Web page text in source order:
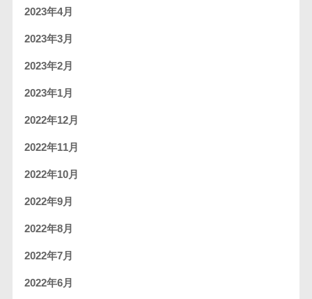
2023年4月
2023年3月
2023年2月
2023年1月
2022年12月
2022年11月
2022年10月
2022年9月
2022年8月
2022年7月
2022年6月